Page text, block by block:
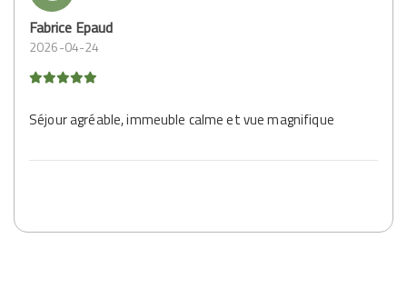
Fabrice Epaud
2026-04-24
Séjour agréable, immeuble calme et vue magnifique